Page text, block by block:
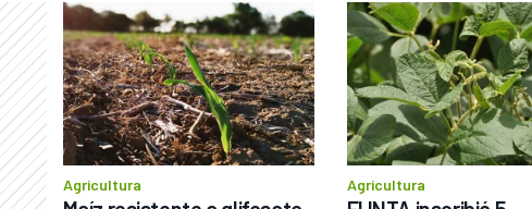
Agricultura Agricultura